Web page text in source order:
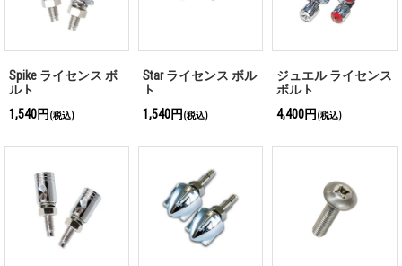
Spike ライセンス ボ
ルト
1,540円 (税込)
Star ライセンス ボル
ト
1,540円 (税込)
ジュエル ライセンス
ボルト
4,400円 (税込)